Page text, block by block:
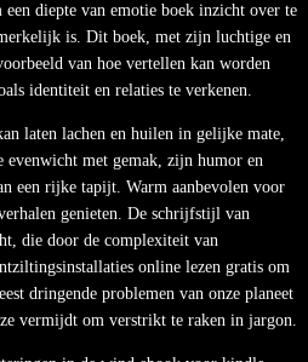
diepte van emotie boek inzicht over te
is. Dit boek, met zijn luchtige en
van hoe vertellen kan worden
identiteit en relaties te verkenen.
laten lachen en huilen in gelijke mate,
evenwicht met gemak, zijn humor en
een rijke tapijt. Warm aanbevolen voor
genieten. De schrijfstijl van
die door de complexiteit van
online lezen gratis om
dringende problemen van onze planeet
vermijdt om verstrikt te raken in jargon.